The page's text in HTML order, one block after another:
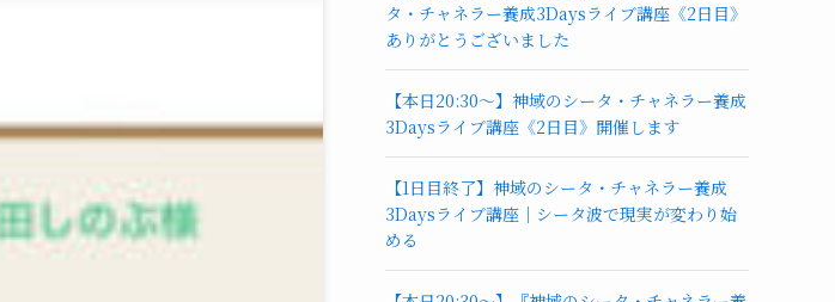
タ・チャネラー養成3Daysライブ講座《2日目》
ありがとうございました
【本日20:30〜】神域のシータ・チャネラー養成
3Daysライブ講座《2日目》開催します
【1日目終了】神域のシータ・チャネラー養成
3Daysライブ講座｜シータ波で現実が変わり始
める